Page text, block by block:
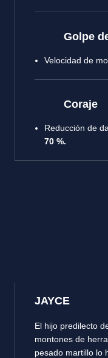
Golpe
Velocidad de
Coraje
Reducción de
70 %.
JAYCE
El hijo predilecto
montones de
pesado martillo lo